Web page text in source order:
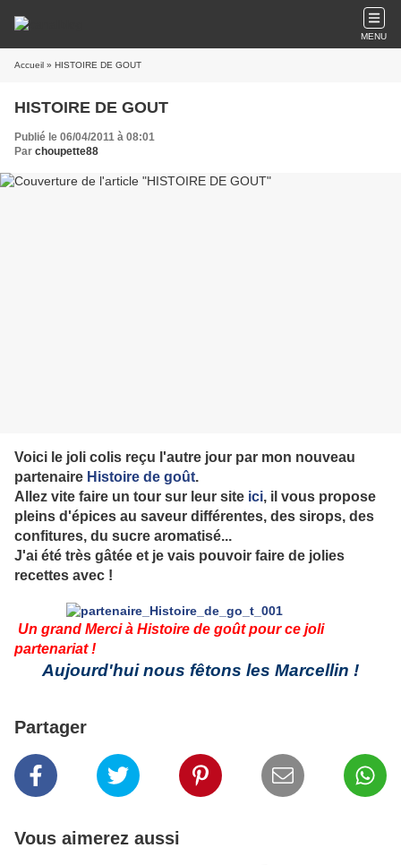
MENU
Accueil » HISTOIRE DE GOUT
HISTOIRE DE GOUT
Publié le 06/04/2011 à 08:01
Par choupette88
Voici le joli colis reçu l'autre jour par mon nouveau
partenaire Histoire de goût.
Allez vite faire un tour sur leur site ici, il vous propose
pleins d'épices au saveur différentes, des sirops, des
confitures, du sucre aromatisé...
J'ai été très gâtée et je vais pouvoir faire de jolies
recettes avec !
Un grand Merci à Histoire de goût pour ce joli
partenariat !
Aujourd'hui nous fêtons les Marcellin !
Partager
Vous aimerez aussi